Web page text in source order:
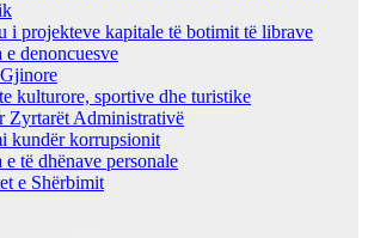
i projekteve kapitale të botimit të librave
denoncuesve
kulturore, sportive dhe turistike
Zyrtarët Administrativë
kundër korrupsionit
të dhënave personale
e Shërbimit